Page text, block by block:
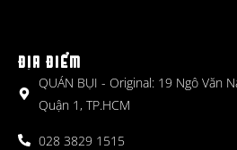
ĐỊA ĐIỂM
QUÁN BỤI - Original: 19 Ngô Văn
Quận 1, TP.HCM
028 3829 1515